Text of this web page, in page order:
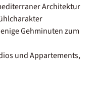
Architektur
Gehminuten zum
und Appartements,